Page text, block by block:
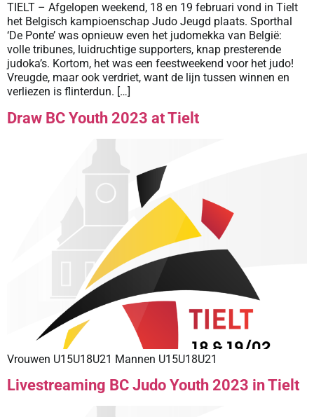
TIELT – Afgelopen weekend, 18 en 19 februari vond in Tielt
het Belgisch kampioenschap Judo Jeugd plaats. Sporthal
‘De Ponte’ was opnieuw even het judomekka van België:
volle tribunes, luidruchtige supporters, knap presterende
judoka’s. Kortom, het was een feestweekend voor het judo!
Vreugde, maar ook verdriet, want de lijn tussen winnen en
verliezen is flinterdun. […]
Draw BC Youth 2023 at Tielt
Vrouwen U15U18U21 Mannen U15U18U21
Livestreaming BC Judo Youth 2023 in Tielt